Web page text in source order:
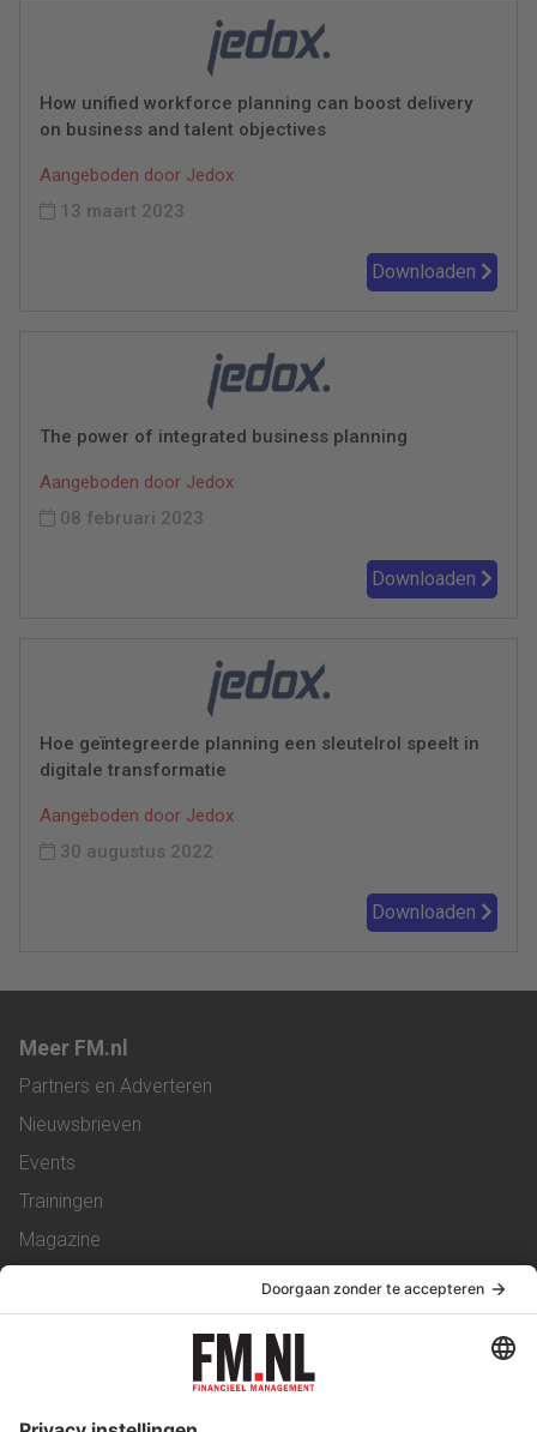
How unified workforce planning can boost delivery
on business and talent objectives
Aangeboden door Jedox
13 maart 2023
Downloaden
The power of integrated business planning
Aangeboden door Jedox
08 februari 2023
Downloaden
Hoe geïntegreerde planning een sleutelrol speelt in
digitale transformatie
Aangeboden door Jedox
30 augustus 2022
Downloaden
Meer FM.nl
Partners en Adverteren
Nieuwsbrieven
Events
Trainingen
Magazine
Service & Contact